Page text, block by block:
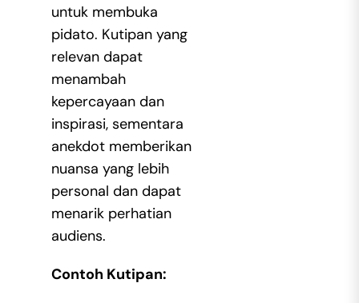
untuk membuka
pidato. Kutipan yang
relevan dapat
menambah
kepercayaan dan
inspirasi, sementara
anekdot memberikan
nuansa yang lebih
personal dan dapat
menarik perhatian
audiens.
Contoh Kutipan: